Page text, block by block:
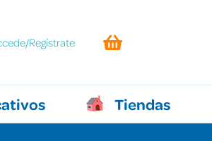
Regístrate
Tiendas